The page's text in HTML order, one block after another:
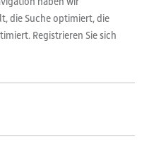
die Suche optimiert, die
Registrieren Sie sich